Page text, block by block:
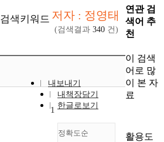
검색키워드 저자 : 정영태
(검색결과 340 건)
내보내기
내책장담기
한글로보기
정확도순
1
연관 검
색어 추
천
이 검색
어로 많
이 본 자
료
활용도